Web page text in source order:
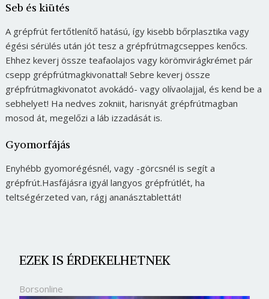
Seb és kiütés
A grépfrút fertőtlenítő hatású, így kisebb bőrplasztika vagy
égési sérülés után jót tesz a grépfrútmagcseppes kenőcs.
Ehhez keverj össze teafaolajos vagy körömvirágkrémet pár
csepp grépfrútmagkivonattal! Sebre keverj össze
grépfrútmagkivonatot avokádó- vagy olívaolajjal, és kend be a
sebhelyet! Ha nedves zokniit, harisnyát grépfrútmagban
mosod át, megelőzi a láb izzadását is.
Gyomorfájás
Enyhébb gyomorégésnél, vagy -görcsnél is segít a
grépfrút.Hasfájásra igyál langyos grépfrútlét, ha
teltségérzeted van, rágj ananásztablettát!
EZEK IS ÉRDEKELHETNEK
Borsonline